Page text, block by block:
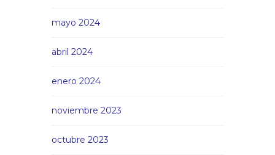
mayo 2024
abril 2024
enero 2024
noviembre 2023
octubre 2023